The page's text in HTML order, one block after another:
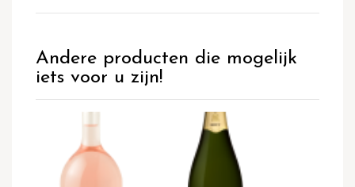
Andere producten die mogelijk
iets voor u zijn!